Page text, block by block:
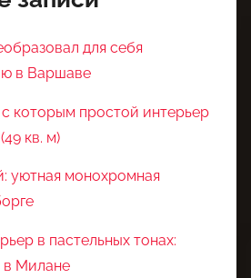
для себя
в Варшаве
которым простой интерьер
кв. м)
уютная монохромная
в пастельных тонах:
в Милане